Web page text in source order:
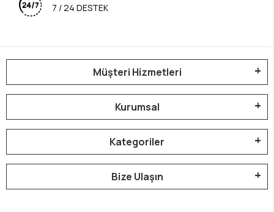
7 / 24 DESTEK
Müşteri Hizmetleri
Kurumsal
Kategoriler
Bize Ulaşın